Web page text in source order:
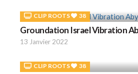
CLIP ROOTS 38
Groundation Israel Vibration
13 Janvier 2022
CLIP ROOTS 38